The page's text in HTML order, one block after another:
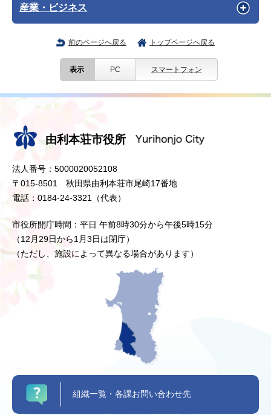
産業・ビジネス
前のページへ戻る トップページへ戻る
表示 PC スマートフォン
由利本荘市役所
法人番号：5000020052108
〒015-8501 秋田県由利本荘市尾崎17番地
電話：0184-24-3321（代表）
市役所開庁時間：平日 午前8時30分から午後5時15分
（12月29日から1月3日は閉庁）
（ただし、施設によって異なる場合があります）
組織一覧・各課お問い合わせ先